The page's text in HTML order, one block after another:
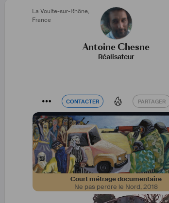
La Voulte-sur-Rhône,
France
Antoine Chesne
Réalisateur
CONTACTER PARTAGER
CONTACTER PARTAGER
Court métrage documentaire
Ne pas perdre le Nord,2018